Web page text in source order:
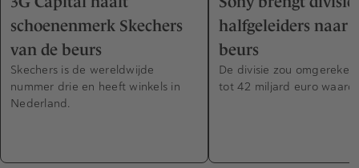
schoenenmerk Skechers
van de beurs
Skechers is de wereldwijde
nummer drie en heeft winkels in
Nederland.
halfgeleiders naar
beurs
De divisie zou
tot 42 miljard euro waard